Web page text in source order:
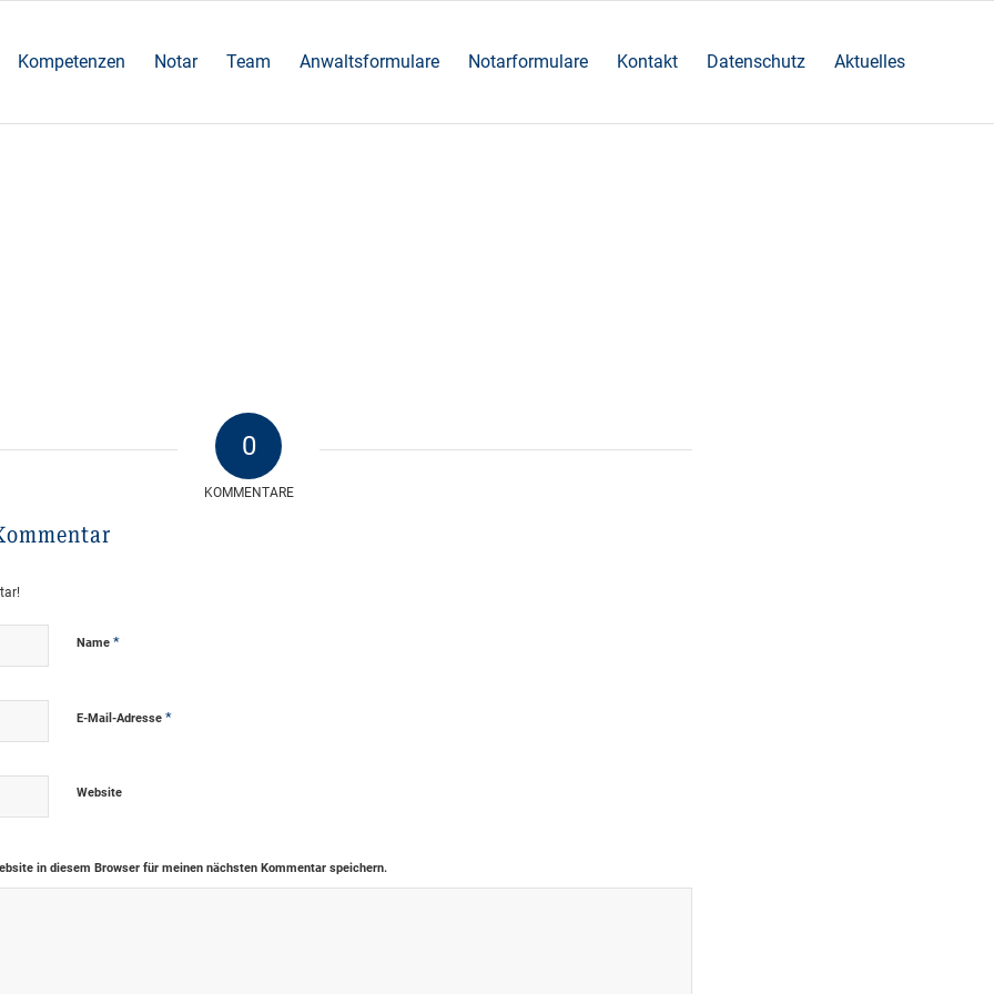
Kompetenzen Notar Team Anwaltsformulare Notarformulare Kontakt Datenschutz Aktuelles
0
KOMMENTARE
Name *
E-Mail-Adresse *
Website
in diesem Browser für meinen nächsten Kommentar speichern.